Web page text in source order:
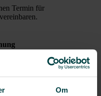
Om
Termin für
Ist alles in Ordnung,